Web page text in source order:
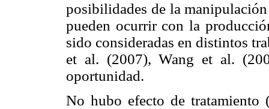
posibilidades de la
pueden ocurrir con la
sido consideradas en distintos
et al. (2007), Wang et al.
oportunidad.
No hubo efecto de